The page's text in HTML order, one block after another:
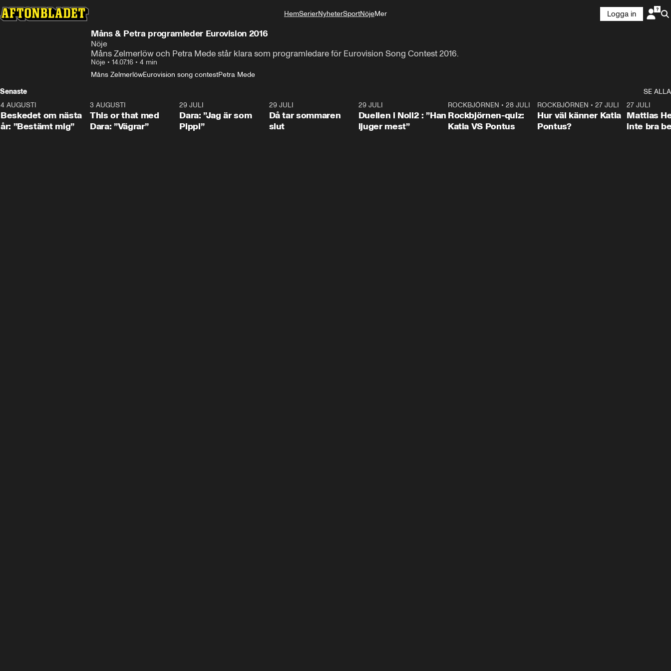
HemSerierNyheterSportNöjeMer
Logga in
Måns & Petra programleder Eurovision 2016
Nöje
Måns Zelmerlöw och Petra Mede står klara som programledare för Eurovision Song Contest 2016.
Nöje • 14.07.16 • 4 min
Måns ZelmerlöwEurovision song contestPetra Mede
Senaste
SE ALLA
0:24
4 AUGUSTI
Beskedet om nästa
år: ”Bestämt mig”
1:02
3 AUGUSTI
This or that med
Dara: ”Vägrar”
29 JULI
Dara: ”Jag är som
Pippi”
29 JULI
Då tar sommaren
slut
29 JULI
Duellen i Noll2 : ”Han
ljuger mest”
0:15
ROCKBJÖRNEN • 28 JULI
Rockbjörnen-quiz:
Katia VS Pontus
0:46
ROCKBJÖRNEN •27 JULI
Hur väl känner Katia
Pontus?
27 JULI
Mattias
inte bra